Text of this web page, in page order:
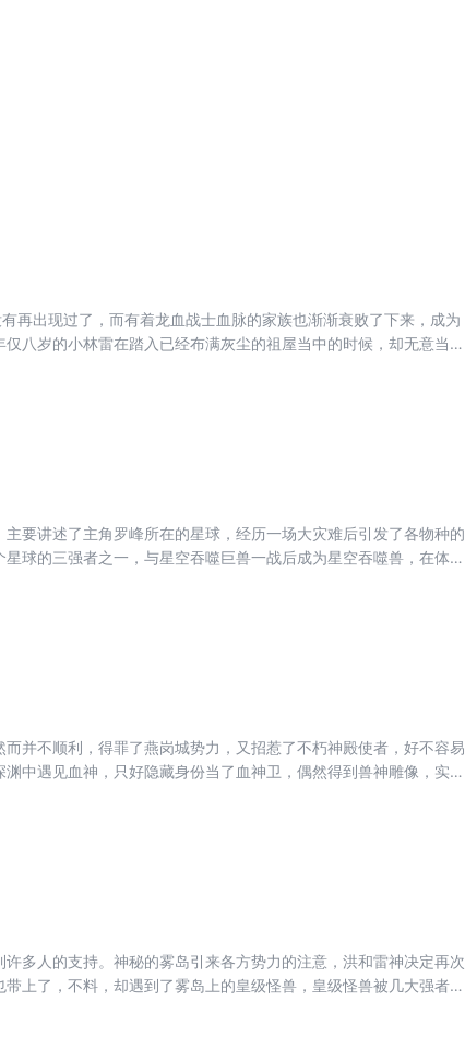
再出现过了，而有着龙血战士血脉的家族也渐渐衰败了下来，成为
八岁的小林雷在踏入已经布满灰尘的祖屋当中的时候，却无意当中
要讲述了主角罗峰所在的星球，经历一场大灾难后引发了各物种的
球的三强者之一，与星空吞噬巨兽一战后成为星空吞噬兽，在体内
并不顺利，得罪了燕岗城势力，又招惹了不朽神殿使者，好不容易
中遇见血神，只好隐藏身份当了血神卫，偶然得到兽神雕像，实力
多人的支持。神秘的雾岛引来各方势力的注意，洪和雷神决定再次
上了，不料，却遇到了雾岛上的皇级怪兽，皇级怪兽被几大强者联